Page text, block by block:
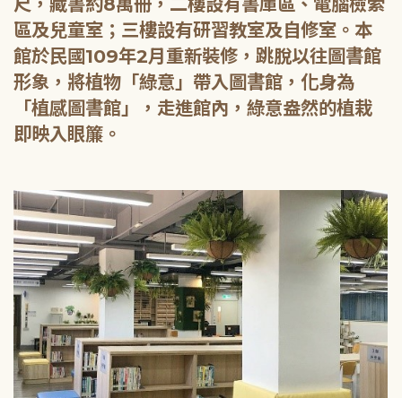
區及兒童室；三樓設有研習教室及自修室。本
館於民國109年2月重新裝修，跳脫以往圖書館
形象，將植物「綠意」帶入圖書館，化身為
「植感圖書館」，走進館內，綠意盎然的植栽
即映入眼簾。